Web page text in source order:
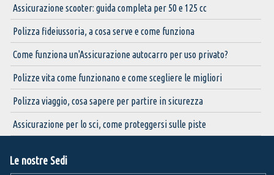
Assicurazione scooter: guida completa per 50 e 125 cc
Polizza fideiussoria, a cosa serve e come funziona
Come funziona un'Assicurazione autocarro per uso privato?
Polizze vita come funzionano e come scegliere le migliori
Polizza viaggio, cosa sapere per partire in sicurezza
Assicurazione per lo sci, come proteggersi sulle piste
Le nostre Sedi